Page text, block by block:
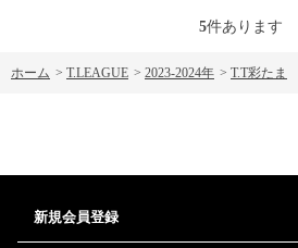
5件あります
ホーム > T.LEAGUE > 2023-2024年 > T.T彩たま
新規会員登録